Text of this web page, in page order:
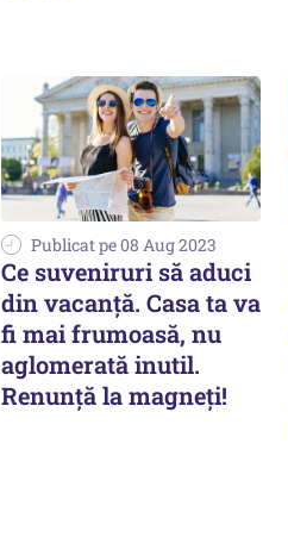
Publicat pe 08 Aug 2023
Ce suveniruri să aduci
din vacanţă. Casa ta va
fi mai frumoasă, nu
aglomerată inutil.
Renunță la magneți!